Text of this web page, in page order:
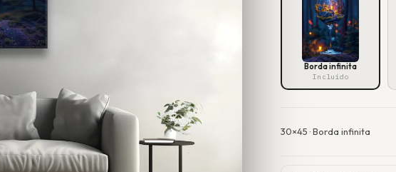
Borda infinita
Incluído
30×45 ·Borda infinita